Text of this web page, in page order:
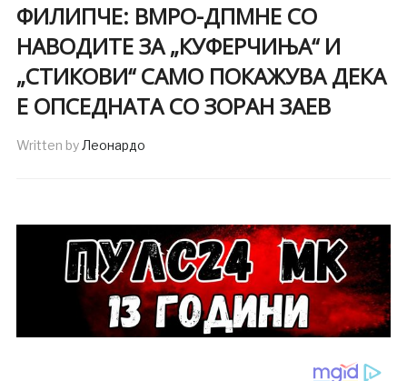
ФИЛИПЧЕ: ВМРО-ДПМНЕ СО
НАВОДИТЕ ЗА „КУФЕРЧИЊА“ И
„СТИКОВИ“ САМО ПОКАЖУВА ДЕКА
Е ОПСЕДНАТА СО ЗОРАН ЗАЕВ
Written byЛеонардо